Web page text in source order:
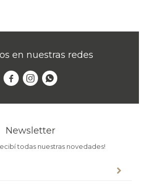
en nuestras redes
  
Newsletter
todas nuestras novedades!